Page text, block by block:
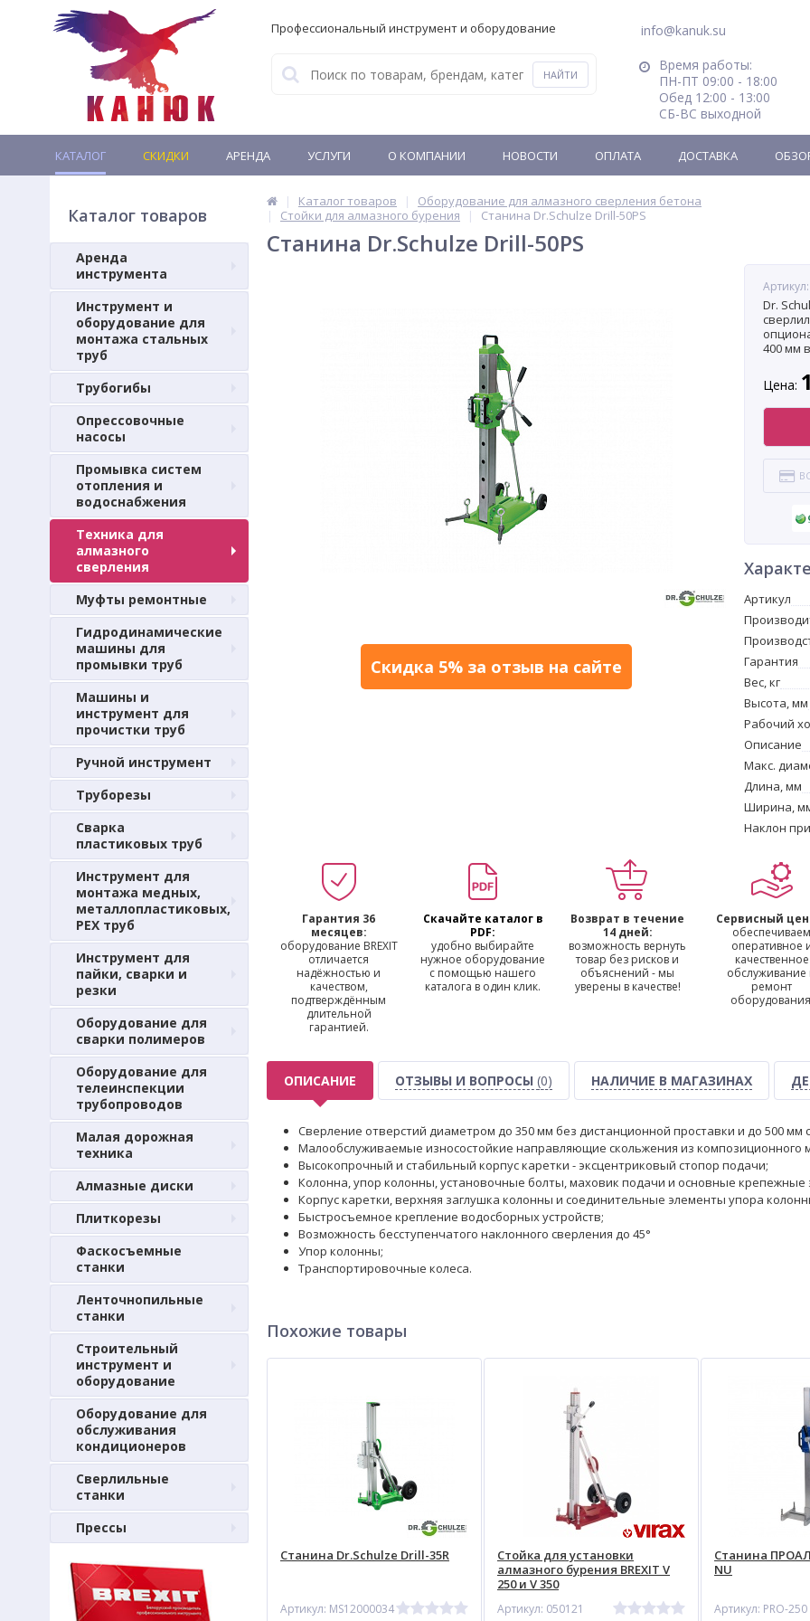
Профессиональный инструмент и оборудование
info@kanuk.su
Время работы:
ПН-ПТ 09:00 - 18:00
Обед 12:00 - 13:00
СБ-ВС выходной
КАТАЛОГ СКИДКИ АРЕНДА УСЛУГИ О КОМПАНИИ НОВОСТИ ОПЛАТА ДОСТАВКА
Каталог товаров
Аренда
инструмента
Инструмент и
оборудование для
монтажа стальных
труб
Трубогибы
Опрессовочные
насосы
Промывка систем
отопления и
водоснабжения
Техника для
алмазного
сверления
Муфты ремонтные
Гидродинамические
машины для
промывки труб
Машины и
инструмент для
прочистки труб
Ручной инструмент
Труборезы
Сварка
пластиковых труб
Инструмент для
монтажа медных,
металлопластиковых,
PEX труб
Инструмент для
пайки, сварки и
резки
Оборудование для
сварки полимеров
Оборудование для
телеинспекции
трубопроводов
Малая дорожная
техника
Алмазные диски
Плиткорезы
Фаскосъемные
станки
Ленточнопильные
станки
Строительный
инструмент и
оборудование
Оборудование для
обслуживания
кондиционеров
Сверлильные
станки
Прессы
Каталог товаров
Оборудование для алмазного сверления бетона
Стойки для алмазного бурения
Станина Dr.Schulze Drill-50PS
Станина Dr.Schulze Drill-50PS
Скидка 5% за отзыв на сайте
Dr.
400 мм
Цена:
Артикул
Гарантия
Вес, кг
Высота, мм
Рабочий
Описание
Макс.
Длина, мм
Ширина,
Наклон
Гарантия 36
месяцев:
оборудование BREXIT
отличается
надёжностью и
качеством,
подтверждённым
длительной
гарантией.
Скачайте каталог в
PDF:
удобно выбирайте
нужное оборудование
с помощью нашего
каталога в один клик.
Возврат в течение
14 дней:
возможность вернуть
товар без рисков и
объяснений - мы
уверены в качестве!
Сервисный
обеспечиваем
оперативное
качественное
обслуживание
ремонт
ОПИСАНИЕ ОТЗЫВЫ И ВОПРОСЫ (0) НАЛИЧИЕ В МАГАЗИНАХ
Сверление отверстий диаметром до 350 мм без дистанционной проставки и до 500
Малообслуживаемые износостойкие направляющие скольжения из композиционного
Высокопрочный и стабильный корпус каретки - эксцентриковый стопор подачи;
Колонна, упор колонны, установочные болты, маховик подачи и основные
Корпус каретки, верхняя заглушка колонны и соединительные элементы упора
Быстросъемное крепление водосборных устройств;
Возможность бесступенчатого наклонного сверления до 45°
Упор колонны;
Транспортировочные колеса.
Похожие товары
Станина Dr.Schulze Drill-35R
Артикул: MS12000034
Стойка для установки
алмазного бурения BREXIT V
250 и V 350
Артикул: 050121
Станина
NU
Артикул: PRO-250